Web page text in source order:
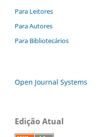
Para Leitores
Para Autores
Para Bibliotecários
Open Journal Systems
Edição Atual